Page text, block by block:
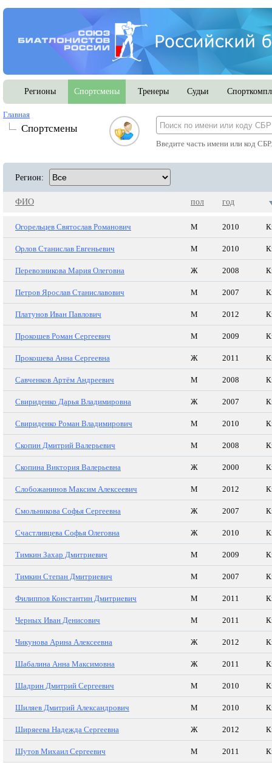
Регионы Спортсмены Тренеры Судьи
Главная
Спортсмены
Введите часть имени или код
Регион:
ФИО пол год
Огорельцев Святослав Романович М 2010
Орлов Станислав Евгеньевич М 2010
Перевозникова Мария Олеговна Ж 2008
Петров Ярослав Станиславович М 2007
Платунов Иван Павлович М 2012
Прокошев Роман Сергеевич М 2009
Прокошева Анна Сергеевна Ж 2011
Савченков Артём Андреевич М 2008
Свириденко Дарья Владимировна Ж 2007
Свириденко Роман Владимирович М 2010
Скопин Дмитрий Валерьевич М 2008
Скопина Виктория Валерьевна Ж 2000
Слобожанинов Максим Алексеевич М 2012
Смольникова Софья Сергеевна Ж 2007
Счастливцева Софья Олеговна Ж 2010
Тимкин Захар Дмитриевич М 2009
Тимкин Степан Дмитриевич М 2007
Филиппов Константин Дмитриевич М 2011
Черных Иван Денисович М 2011
Чикунова Арина Алексеевна Ж 2012
Шабалина Анна Максимовна Ж 2011
Шадрин Дмитрий Сергеевич М 2010
Шиляев Дмитрий Александрович М 2010
Ширяеева Надежда Сергеевна Ж 2012
Шутов Михаил Сергеевич М 2011